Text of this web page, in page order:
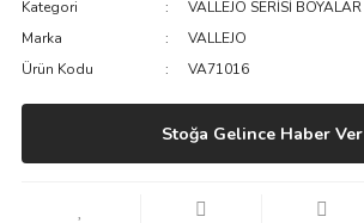
Kategori
VALLEJO SERİSİ BOYALAR
Marka
VALLEJO
Ürün Kodu
VA71016
Stoğa Gelince Haber Ver